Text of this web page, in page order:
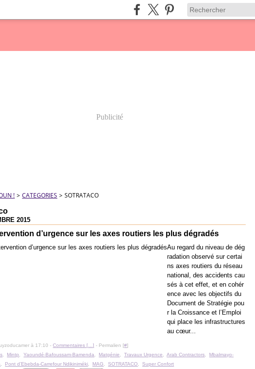
Publicité
! > CATEGORIES > SOTRATACO
2015
d’urgence sur les axes routiers les plus dégradés
Au regard du niveau de dég
radation observé sur certai
ns axes routiers du réseau
national, des accidents cau
sés à cet effet, et en cohér
ence avec les objectifs du
Document de Stratégie pou
r la Croissance et l’Emploi
qui place les infrastructures
au cœur...
à 17:10 -Commentaires [ …] - Permalien [#]
Mintp ,Yaoundé-Bafoussam-Bamenda Matgénie ,Travaux Urgence ,Arab Contractors
Mbalmayo-
Pont d’Ebebda-Carrefour Ndikiniméki MAG ,SOTRATACO ,Super Confort